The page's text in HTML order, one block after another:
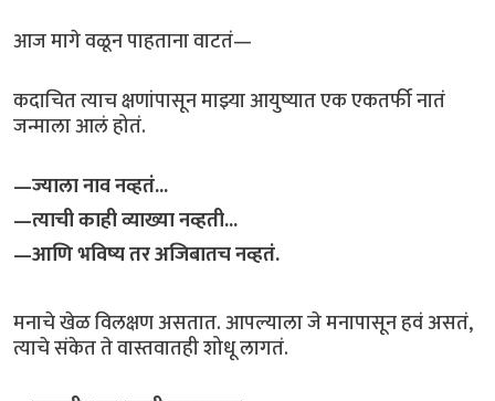
आज मागे वळून पाहताना वाटतं—
कदाचित त्याच क्षणांपासून माझ्या आयुष्यात एक एकतर्फी नातं
जन्माला आलं होतं.
—ज्याला नाव नव्हतं...
—त्याची काही व्याख्या नव्हती...
—आणि भविष्य तर अजिबातच नव्हतं.
मनाचे खेळ विलक्षण असतात. आपल्याला जे मनापासून हवं असतं,
त्याचे संकेत ते वास्तवातही शोधू लागतं.